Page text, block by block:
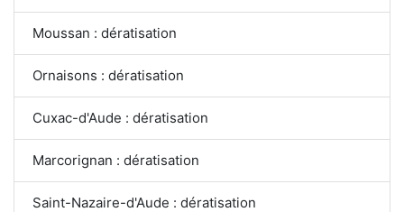
Moussan : dératisation
Ornaisons : dératisation
Cuxac-d'Aude : dératisation
Marcorignan : dératisation
Saint-Nazaire-d'Aude : dératisation